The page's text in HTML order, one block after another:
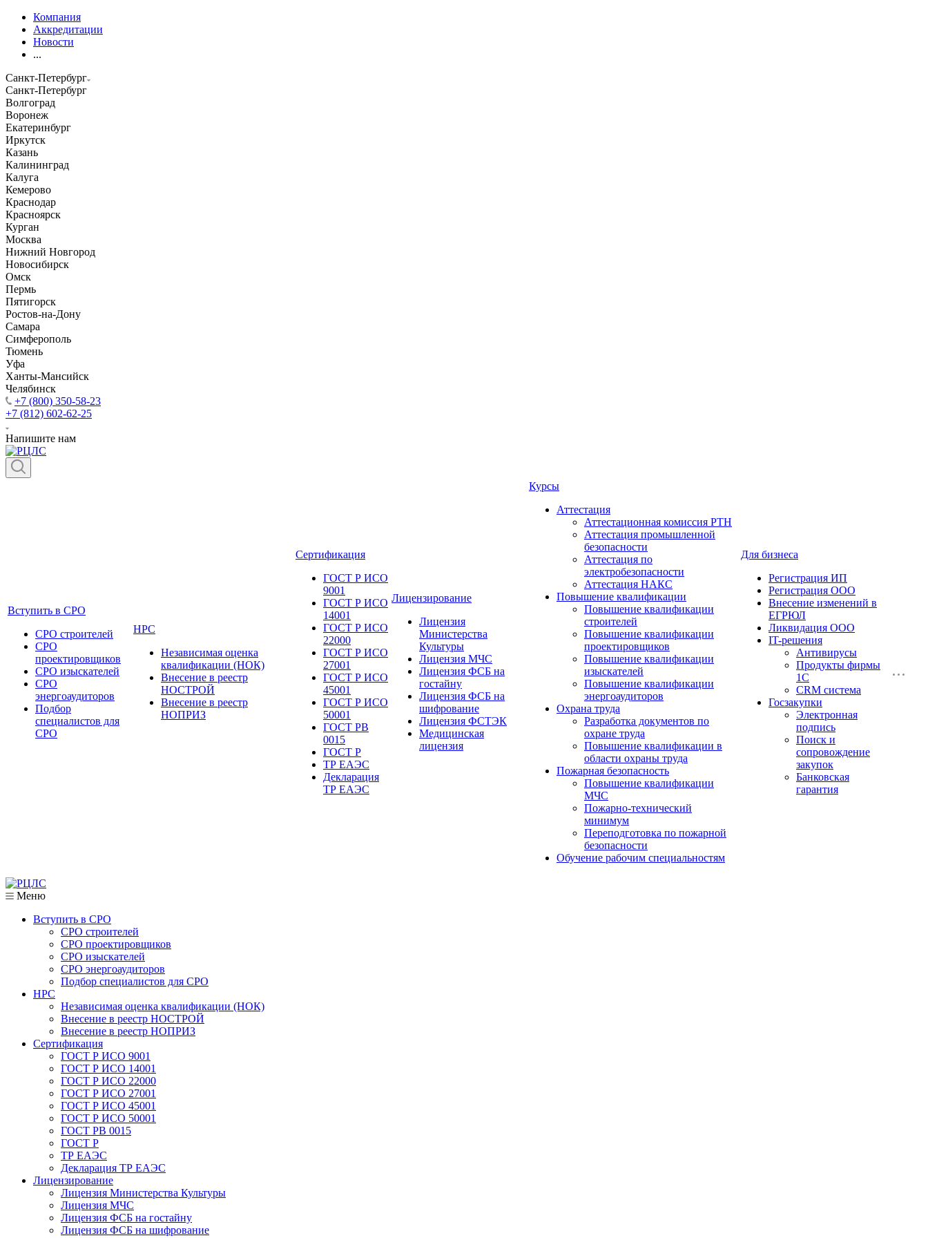
Компания
Аккредитации
Новости
...
Санкт-Петербург
Санкт-Петербург
Волгоград
Воронеж
Екатеринбург
Иркутск
Казань
Калининград
Калуга
Кемерово
Краснодар
Красноярск
Курган
Москва
Нижний Новгород
Новосибирск
Омск
Пермь
Пятигорск
Ростов-на-Дону
Самара
Симферополь
Тюмень
Уфа
Ханты-Мансийск
Челябинск
+7 (800) 350-58-23
+7 (812) 602-62-25
Напишите нам
Вступить в СРО
СРО строителей
СРО
проектировщиков
СРО изыскателей
СРО
энергоаудиторов
Подбор
специалистов для
СРО
НРС
Независимая оценка
квалификации (НОК)
Внесение в реестр
НОСТРОЙ
Внесение в реестр
НОПРИЗ
Сертификация
ГОСТ Р ИСО
9001
ГОСТ Р ИСО
14001
ГОСТ Р ИСО
22000
ГОСТ Р ИСО
27001
ГОСТ Р ИСО
45001
ГОСТ Р ИСО
50001
ГОСТ РВ
0015
ГОСТ Р
ТР ЕАЭС
Декларация
ТР ЕАЭС
Лицензирование
Лицензия
Министерства
Культуры
Лицензия МЧС
Лицензия ФСБ на
гостайну
Лицензия ФСБ на
шифрование
Лицензия ФСТЭК
Медицинская
лицензия
Курсы
Аттестация
Аттестационная комиссия РТН
Аттестация промышленной
безопасности
Аттестация по
электробезопасности
Аттестация НАКС
Повышение квалификации
Повышение квалификации
строителей
Повышение квалификации
проектировщиков
Повышение квалификации
изыскателей
Повышение квалификации
энергоаудиторов
Охрана труда
Разработка документов по
охране труда
Повышение квалификации в
области охраны труда
Пожарная безопасность
Повышение квалификации
МЧС
Пожарно-технический
минимум
Переподготовка по пожарной
безопасности
Обучение рабочим специальностям
Для бизнеса
Регистрация ИП
Регистрация ООО
Внесение изменений в
ЕГРЮЛ
Ликвидация ООО
IT-решения
Антивирусы
Продукты фирмы
1C
CRM система
Госзакупки
Электронная
подпись
Поиск и
сопровождение
закупок
Банковская
гарантия
Меню
Вступить в СРО
СРО строителей
СРО проектировщиков
СРО изыскателей
СРО энергоаудиторов
Подбор специалистов для СРО
НРС
Независимая оценка квалификации (НОК)
Внесение в реестр НОСТРОЙ
Внесение в реестр НОПРИЗ
Сертификация
ГОСТ Р ИСО 9001
ГОСТ Р ИСО 14001
ГОСТ Р ИСО 22000
ГОСТ Р ИСО 27001
ГОСТ Р ИСО 45001
ГОСТ Р ИСО 50001
ГОСТ РВ 0015
ГОСТ Р
ТР ЕАЭС
Декларация ТР ЕАЭС
Лицензирование
Лицензия Министерства Культуры
Лицензия МЧС
Лицензия ФСБ на гостайну
Лицензия ФСБ на шифрование